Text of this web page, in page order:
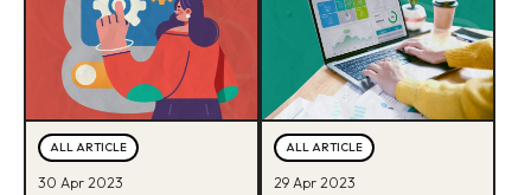
ALL ARTICLE
30 Apr 2023
ALL ARTICLE
29 Apr 2023